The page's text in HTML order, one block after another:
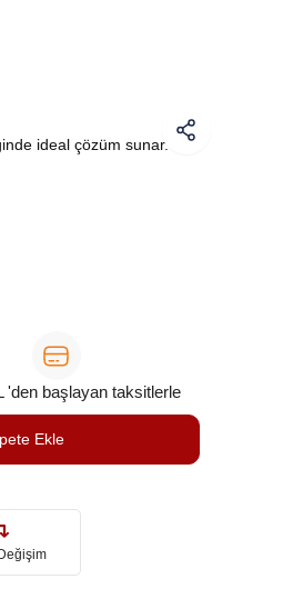
ideal çözüm sunar.
'den başlayan taksitlerle
Ekle